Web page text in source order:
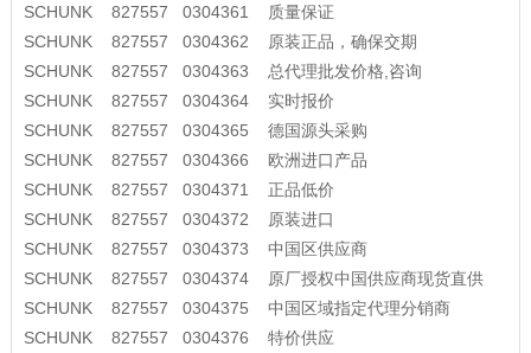
SCHUNK 827557 0304361 质量保证
SCHUNK 827557 0304362 原装正品，确保交期
SCHUNK 827557 0304363 总代理批发价格,咨询
SCHUNK 827557 0304364 实时报价
SCHUNK 827557 0304365 德国源头采购
SCHUNK 827557 0304366 欧洲进口产品
SCHUNK 827557 0304371 正品低价
SCHUNK 827557 0304372 原装进口
SCHUNK 827557 0304373 中国区供应商
SCHUNK 827557 0304374 原厂授权中国供应商现货直供
SCHUNK 827557 0304375 中国区域指定代理分销商
SCHUNK 827557 0304376 特价供应